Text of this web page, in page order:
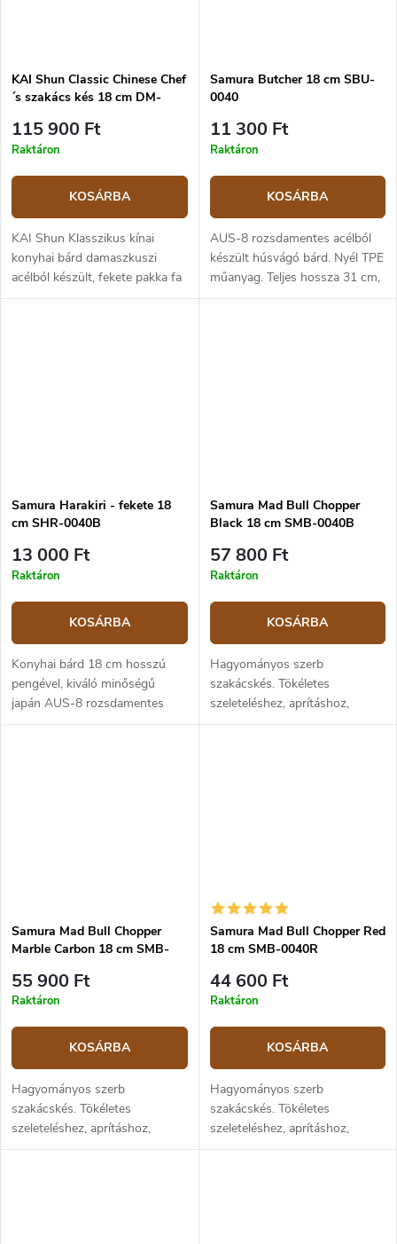
KAI Shun Classic Chinese Chef
´s szakács kés 18 cm DM-
115 900 Ft
Raktáron
KOSÁRBA
KAI Shun Klasszikus kínai
konyhai bárd damaszkuszi
acélból készült, fekete pakka fa
nyéllel. A penge hossza 18 cm.
Samura Butcher 18 cm SBU-
0040
11 300 Ft
Raktáron
KOSÁRBA
AUS-8 rozsdamentes acélból
készült húsvágó bárd. Nyél TPE
műanyag. Teljes hossza 31 cm,
pengéje 18 cm.
Samura Harakiri - fekete 18
cm SHR-0040B
13 000 Ft
Raktáron
KOSÁRBA
Konyhai bárd 18 cm hosszú
pengével, kiváló minőségű
japán AUS-8 rozsdamentes
acélból. Az ABS műanyag
Samura Mad Bull Chopper
Black 18 cm SMB-0040B
57 800 Ft
Raktáron
KOSÁRBA
Hagyományos szerb
szakácskés. Tökéletes
szeleteléshez, aprításhoz,
szeleteléshez és kockára
Samura Mad Bull Chopper
Marble Carbon 18 cm SMB-
55 900 Ft
Raktáron
KOSÁRBA
Hagyományos szerb
szakácskés. Tökéletes
szeleteléshez, aprításhoz,
szeleteléshez és kockára
Samura Mad Bull Chopper Red
18 cm SMB-0040R
44 600 Ft
Raktáron
KOSÁRBA
Hagyományos szerb
szakácskés. Tökéletes
szeleteléshez, aprításhoz,
metéleshez és kockára